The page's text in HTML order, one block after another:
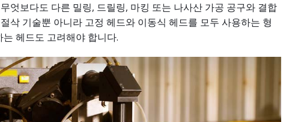
엇보다도 다른 밀링, 드릴링, 마킹 또는 나사산 가공 공구와 결합
삭 기술뿐 아니라 고정 헤드와 이동식 헤드를 모두 사용하는 형
헤드도 고려해야 합니다.